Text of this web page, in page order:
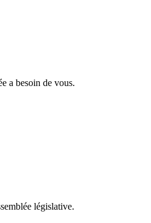
a besoin de vous.
législative.